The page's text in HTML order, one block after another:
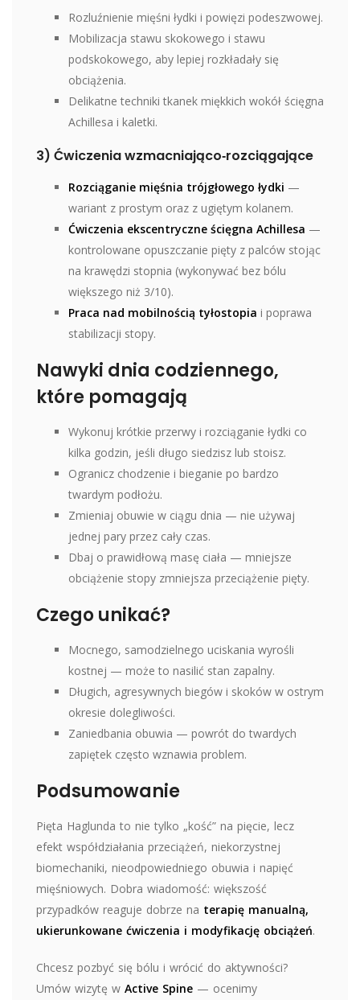
Rozluźnienie mięśni łydki i powięzi podeszwowej.
Mobilizacja stawu skokowego i stawu
podskokowego, aby lepiej rozkładały się
obciążenia.
Delikatne techniki tkanek miękkich wokół ścięgna
Achillesa i kaletki.
3) Ćwiczenia wzmacniająco‑rozciągające
Rozciąganie mięśnia trójgłowego łydki —
wariant z prostym oraz z ugiętym kolanem.
Ćwiczenia ekscentryczne ścięgna Achillesa —
kontrolowane opuszczanie pięty z palców stojąc
na krawędzi stopnia (wykonywać bez bólu
większego niż 3/10).
Praca nad mobilnością tyłostopia i poprawa
stabilizacji stopy.
Nawyki dnia codziennego,
które pomagają
Wykonuj krótkie przerwy i rozciąganie łydki co
kilka godzin, jeśli długo siedzisz lub stoisz.
Ogranicz chodzenie i bieganie po bardzo
twardym podłożu.
Zmieniaj obuwie w ciągu dnia — nie używaj
jednej pary przez cały czas.
Dbaj o prawidłową masę ciała — mniejsze
obciążenie stopy zmniejsza przeciążenie pięty.
Czego unikać?
Mocnego, samodzielnego uciskania wyrośli
kostnej — może to nasilić stan zapalny.
Długich, agresywnych biegów i skoków w ostrym
okresie dolegliwości.
Zaniedbania obuwia — powrót do twardych
zapiętek często wznawia problem.
Podsumowanie
Pięta Haglunda to nie tylko „kość” na pięcie, lecz
efekt współdziałania przeciążeń, niekorzystnej
biomechaniki, nieodpowiedniego obuwia i napięć
mięśniowych. Dobra wiadomość: większość
przypadków reaguje dobrze na terapię manualną,
ukierunkowane ćwiczenia i modyfikację obciążeń.
Chcesz pozbyć się bólu i wrócić do aktywności?
Umów wizytę w Active Spine — ocenimy